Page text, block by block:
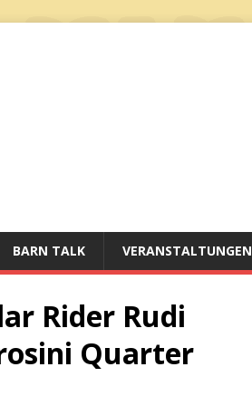
BARN TALK VERANSTALTUNGEN
Rider Rudi
Quarter